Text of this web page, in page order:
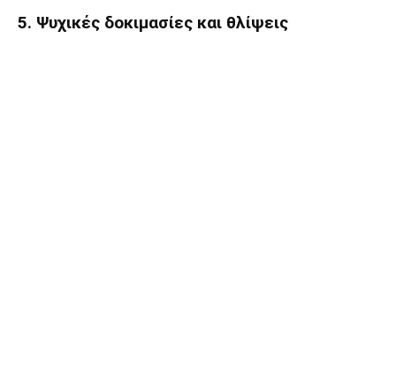
5. Ψυχικές δοκιμασίες και θλίψεις